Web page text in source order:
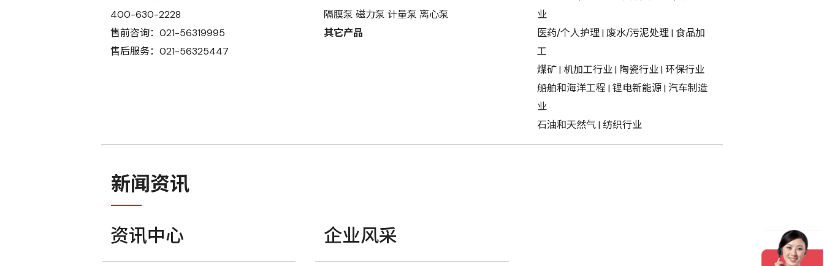
400-630-2228
售前咨询：021-56319995
售后服务：021-56325447
隔膜泵 磁力泵 计量泵 离心泵
其它产品
业
医药/个人护理| 废水/污泥处理| 食品加
工
煤矿| 机加工行业| 陶瓷行业| 环保行业
船舶和海洋工程 | 锂电新能源| 汽车制造
业
石油和天然气| 纺织行业
新闻资讯
资讯中心 企业风采